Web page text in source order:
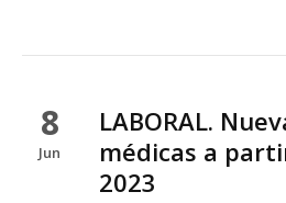
8
Jun
LABORAL.
médicas a
2023